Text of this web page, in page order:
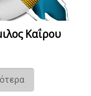
Καΐρου